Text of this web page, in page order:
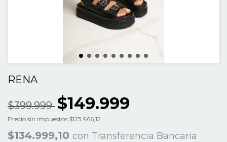
RENA
$399.999 $149.999
Precio sin impuestos $123.966,12
$134.999,10 con Transferencia Bancaria